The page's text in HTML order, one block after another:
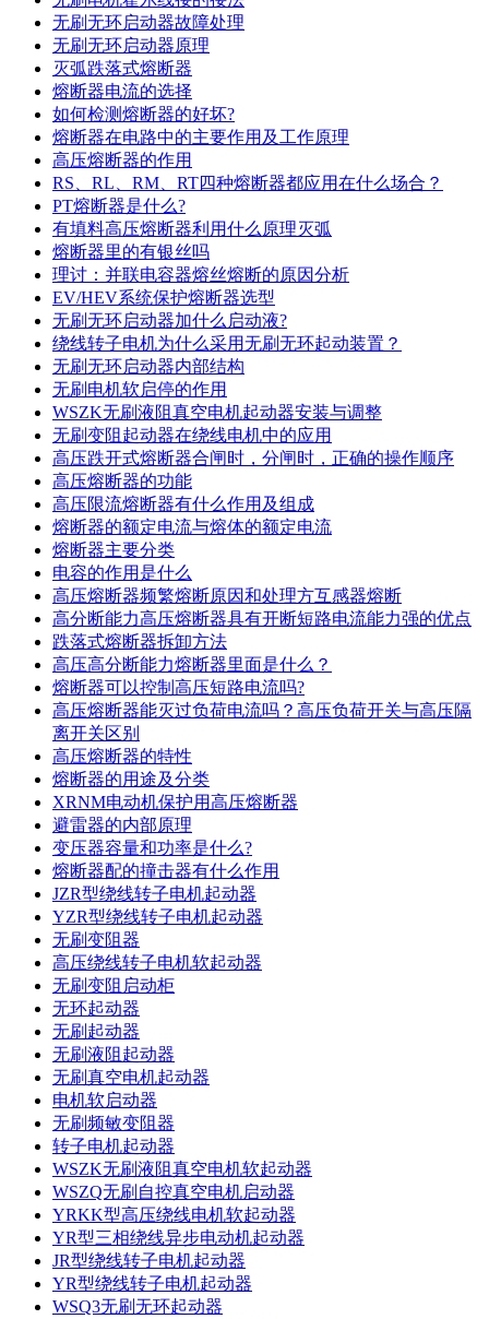
无刷无环启动器故障处理
无刷无环启动器原理
灭弧跌落式熔断器
熔断器电流的选择
如何检测熔断器的好坏?
熔断器在电路中的主要作用及工作原理
高压熔断器的作用
RS、RL、RM、RT四种熔断器都应用在什么场合？
PT熔断器是什么?
有填料高压熔断器利用什么原理灭弧
熔断器里的有银丝吗
理讨：并联电容器熔丝熔断的原因分析
EV/HEV系统保护熔断器选型
无刷无环启动器加什么启动液?
绕线转子电机为什么采用无刷无环起动装置？
无刷无环启动器内部结构
无刷电机软启停的作用
WSZK无刷液阻真空电机起动器安装与调整
无刷变阻起动器在绕线电机中的应用
高压跌开式熔断器合闸时，分闸时，正确的操作顺序
高压熔断器的功能
高压限流熔断器有什么作用及组成
熔断器的额定电流与熔体的额定电流
熔断器主要分类
电容的作用是什么
高压熔断器频繁熔断原因和处理方互感器熔断
高分断能力高压熔断器具有开断短路电流能力强的优点
跌落式熔断器拆卸方法
高压高分断能力熔断器里面是什么？
熔断器可以控制高压短路电流吗?
高压熔断器能灭过负荷电流吗？高压负荷开关与高压隔
离开关区别
高压熔断器的特性
熔断器的用途及分类
XRNM电动机保护用高压熔断器
避雷器的内部原理
变压器容量和功率是什么?
熔断器配的撞击器有什么作用
JZR型绕线转子电机起动器
YZR型绕线转子电机起动器
无刷变阻器
高压绕线转子电机软起动器
无刷变阻启动柜
无环起动器
无刷起动器
无刷液阻起动器
无刷真空电机起动器
电机软启动器
无刷频敏变阻器
转子电机起动器
WSZK无刷液阻真空电机软起动器
WSZQ无刷自控真空电机启动器
YRKK型高压绕线电机软起动器
YR型三相绕线异步电动机起动器
JR型绕线转子电机起动器
YR型绕线转子电机起动器
WSQ3无刷无环起动器